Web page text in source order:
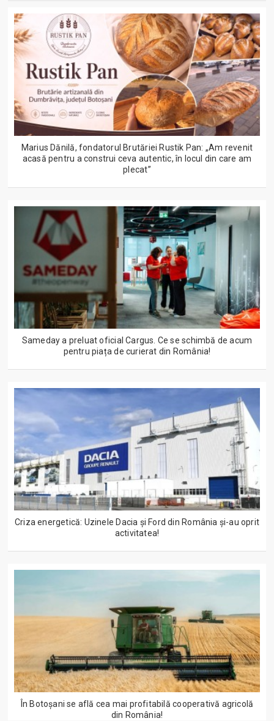
Marius Dănilă, fondatorul Brutăriei Rustik Pan: „Am revenit
acasă pentru a construi ceva autentic, în locul din care am
plecat”
Sameday a preluat oficial Cargus. Ce se schimbă de acum
pentru piața de curierat din România!
Criza energetică: Uzinele Dacia și Ford din România și-au oprit
activitatea!
În Botoșani se află cea mai profitabilă cooperativă agricolă
din România!